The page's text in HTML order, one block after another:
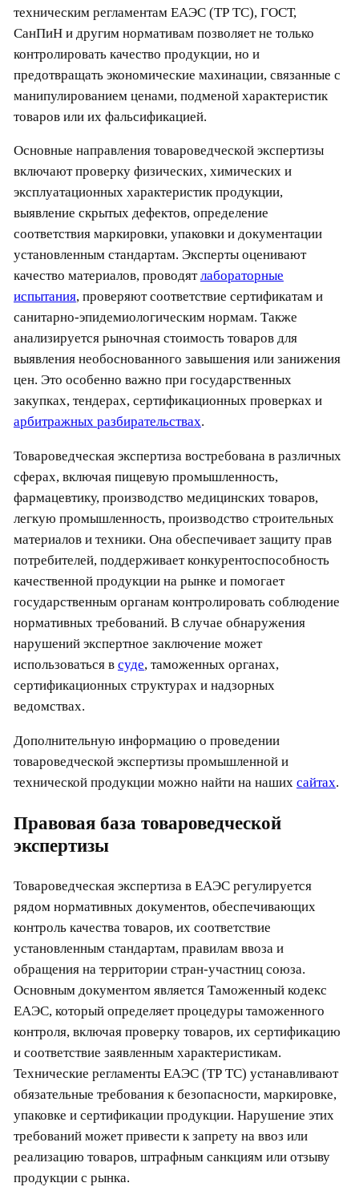
техническим регламентам ЕАЭС (ТР ТС), ГОСТ,
СанПиН и другим нормативам позволяет не только
контролировать качество продукции, но и
предотвращать экономические махинации, связанные с
манипулированием ценами, подменой характеристик
товаров или их фальсификацией.
Основные направления товароведческой экспертизы
включают проверку физических, химических и
эксплуатационных характеристик продукции,
выявление скрытых дефектов, определение
соответствия маркировки, упаковки и документации
установленным стандартам. Эксперты оценивают
качество материалов, проводятлабораторные
испытания, проверяют соответствие сертификатам и
санитарно-эпидемиологическим нормам. Также
анализируется рыночная стоимость товаров для
выявления необоснованного завышения или занижения
цен. Это особенно важно при государственных
закупках, тендерах, сертификационных проверках и
арбитражных разбирательствах.
Товароведческая экспертиза востребована в различных
сферах, включая пищевую промышленность,
фармацевтику, производство медицинских товаров,
легкую промышленность, производство строительных
материалов и техники. Она обеспечивает защиту прав
потребителей, поддерживает конкурентоспособность
качественной продукции на рынке и помогает
государственным органам контролировать соблюдение
нормативных требований. В случае обнаружения
нарушений экспертное заключение может
использоваться в суде, таможенных органах,
сертификационных структурах и надзорных
ведомствах.
Дополнительную информацию о проведении
товароведческой экспертизы промышленной и
технической продукции можно найти на наших сайтах.
Правовая база товароведческой
экспертизы
Товароведческая экспертиза в ЕАЭС регулируется
рядом нормативных документов, обеспечивающих
контроль качества товаров, их соответствие
установленным стандартам, правилам ввоза и
обращения на территории стран-участниц союза.
Основным документом является Таможенный кодекс
ЕАЭС, который определяет процедуры таможенного
контроля, включая проверку товаров, их сертификацию
и соответствие заявленным характеристикам.
Технические регламенты ЕАЭС (ТР ТС) устанавливают
обязательные требования к безопасности, маркировке,
упаковке и сертификации продукции. Нарушение этих
требований может привести к запрету на ввоз или
реализацию товаров, штрафным санкциям или отзыву
продукции с рынка.